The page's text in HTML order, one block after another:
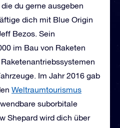
du gerne ausgeben
dich mit Blue Origin
Bezos. Sein
im Bau von Raketen
Im Jahr 2016 gab
Weltraumtourismus
suborbitale
Shepard wird dich über